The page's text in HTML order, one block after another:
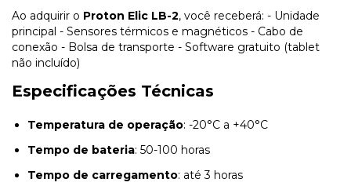
Ao adquirir o Proton Elic LB-2, você receberá: - Unidade
principal - Sensores térmicos e magnéticos - Cabo de
conexão - Bolsa de transporte - Software gratuito (tablet
não incluído)
Especificações Técnicas
Temperatura de operação: -20°C a +40°C
Tempo de bateria: 50-100 horas
Tempo de carregamento: até 3 horas